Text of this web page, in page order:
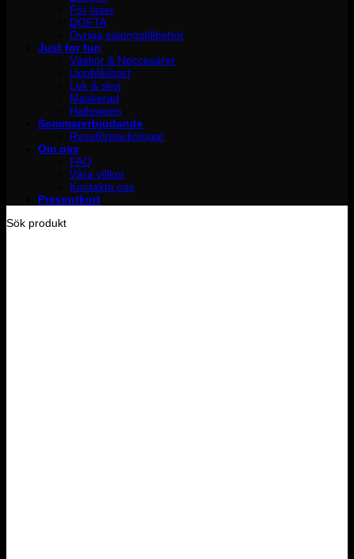
För laser
DOFTA
Övriga salongstillbehör
Just for fun
Väskor & Neccesärer
Uppblåsbart
Lek & skoj
Maskerad
Halloween
Sommarerbjudande
Reseförpackningar
Om oss
FAQ
Våra villkor
Kontakta oss
Presentkort
Sök produkt